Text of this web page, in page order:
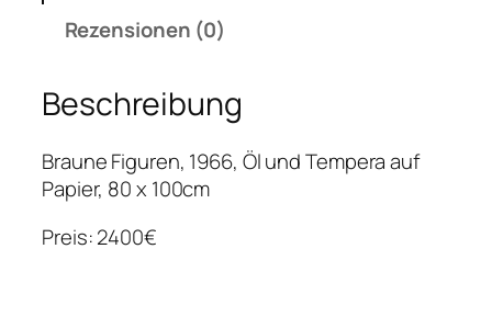
Rezensionen (0)
Beschreibung
Braune Figuren, 1966, Öl und Tempera auf
Papier, 80 x 100cm
Preis: 2400€